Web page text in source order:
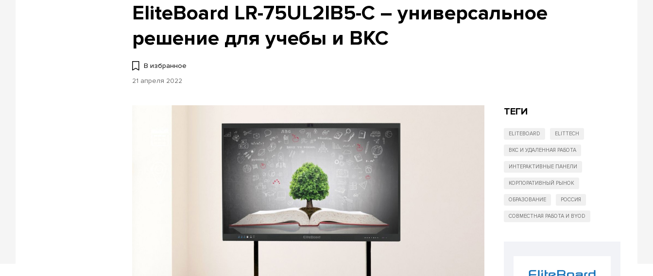
EliteBoard LR-75UL2IB5-С – универсальное
решение для учебы и ВКС
В избранное
21 апреля 2022
ТЕГИ
ELITEBOARD ELITTECH
ВКС И УДАЛЕННАЯ РАБОТА
ИНТЕРАКТИВНЫЕ ПАНЕЛИ
КОРПОРАТИВНЫЙ РЫНОК
ОБРАЗОВАНИЕ РОССИЯ
СОВМЕСТНАЯ РАБОТА И BYOD